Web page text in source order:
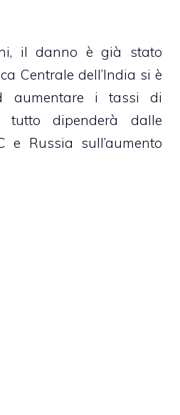
il danno è già stato
Centrale dell’India si è
aumentare i tassi di
tutto dipenderà dalle
e Russia sull’aumento